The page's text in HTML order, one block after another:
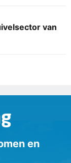
van
en